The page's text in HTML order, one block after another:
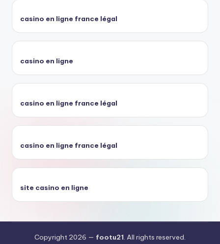
casino en ligne france légal
casino en ligne
casino en ligne france légal
casino en ligne france légal
site casino en ligne
Copyright 2026 — footu21. All rights reserved.